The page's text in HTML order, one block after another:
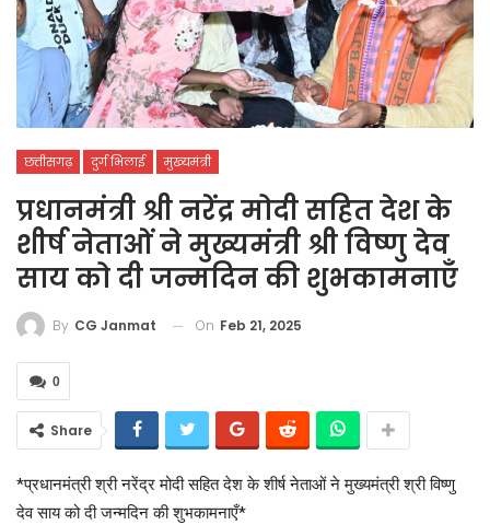
छत्तीसगढ़ दुर्ग भिलाई मुख्यमंत्री
प्रधानमंत्री श्री नरेंद्र मोदी सहित देश के
शीर्ष नेताओं ने मुख्यमंत्री श्री विष्णु देव
साय को दी जन्मदिन की शुभकामनाएँ
By CG Janmat On Feb 21, 2025
0
Share
*प्रधानमंत्री श्री नरेंद्र मोदी सहित देश के शीर्ष नेताओं ने मुख्यमंत्री श्री विष्णु
देव साय को दी जन्मदिन की शुभकामनाएँ*